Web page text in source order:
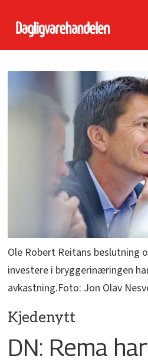
Ole Robert Reitans beslutning
investere i bryggerinæringen
avkastning.Foto: Jon Olav
Kjedenytt
DN: Rema